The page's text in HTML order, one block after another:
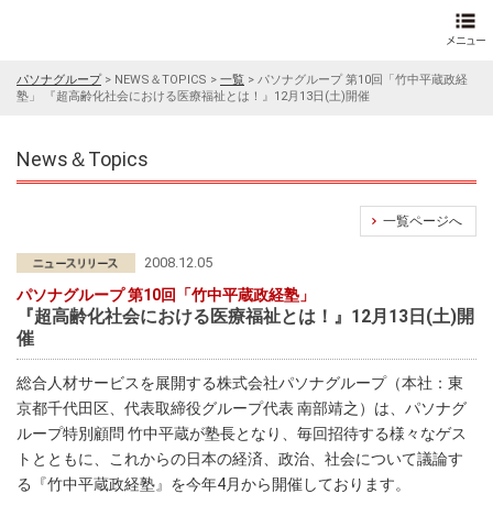
パソナグループ> NEWS＆TOPICS > 一覧 > パソナグループ 第10回「竹中平蔵政経
塾」 『超高齢化社会における医療福祉とは！』12月13日(土)開催
News＆Topics
一覧ページへ
2008.12.05
パソナグループ 第10回「竹中平蔵政経塾」
『超高齢化社会における医療福祉とは！』12月13日(土)開
催
総合人材サービスを展開する株式会社パソナグループ（本社：東
京都千代田区、代表取締役グループ代表 南部靖之）は、パソナグ
ループ特別顧問 竹中平蔵が塾長となり、毎回招待する様々なゲス
トとともに、これからの日本の経済、政治、社会について議論す
る『竹中平蔵政経塾』を今年4月から開催しております。